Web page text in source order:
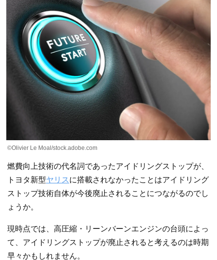
©Olivier Le Moal/stock.adobe.com
燃費向上技術の代名詞であったアイドリングストップが、
トヨタ新型ヤリス に搭載されなかったことはアイドリング
ストップ技術自体が今後廃止されることにつながるのでし
ょうか。
現時点では、高圧縮・リーンバーンエンジンの台頭によっ
て、アイドリングストップが廃止されると考えるのは時期
早々かもしれません。